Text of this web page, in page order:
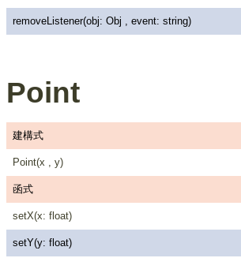
removeListener(obj: Obj , event: string)
Point
建構式
Point(x , y)
函式
setX(x: float)
setY(y: float)